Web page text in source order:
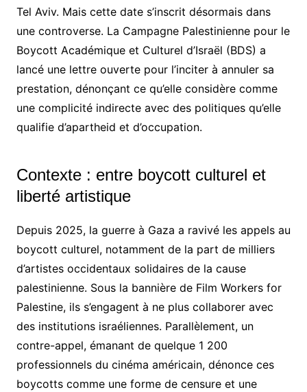
Tel Aviv. Mais cette date s’inscrit désormais dans
une controverse. La Campagne Palestinienne pour le
Boycott Académique et Culturel d’Israël (BDS) a
lancé une lettre ouverte pour l’inciter à annuler sa
prestation, dénonçant ce qu’elle considère comme
une complicité indirecte avec des politiques qu’elle
qualifie d’apartheid et d’occupation.
Contexte : entre boycott culturel et
liberté artistique
Depuis 2025, la guerre à Gaza a ravivé les appels au
boycott culturel, notamment de la part de milliers
d’artistes occidentaux solidaires de la cause
palestinienne. Sous la bannière de Film Workers for
Palestine, ils s’engagent à ne plus collaborer avec
des institutions israéliennes. Parallèlement, un
contre-appel, émanant de quelque 1 200
professionnels du cinéma américain, dénonce ces
boycotts comme une forme de censure et une